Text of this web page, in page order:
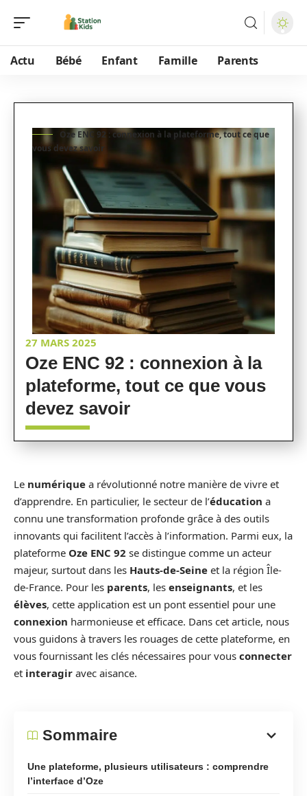
Actu Bébé Enfant Famille Parents
Oze ENC 92 : connexion à la plateforme, tout ce que
vous devez savoir
27 MARS 2025
Oze ENC 92 : connexion à la
plateforme, tout ce que vous
devez savoir
Le numérique a révolutionné notre manière de vivre et
d’apprendre. En particulier, le secteur de l’éducation a
connu une transformation profonde grâce à des outils
innovants qui facilitent l’accès à l’information. Parmi eux, la
plateforme Oze ENC 92 se distingue comme un acteur
majeur, surtout dans les Hauts-de-Seine et la région Île-
de-France. Pour les parents, les enseignants, et les
élèves, cette application est un pont essentiel pour une
connexion harmonieuse et efficace. Dans cet article, nous
vous guidons à travers les rouages de cette plateforme, en
vous fournissant les clés nécessaires pour vous connecter
et interagir avec aisance.
Sommaire
Une plateforme, plusieurs utilisateurs : comprendre
l’interface d’Oze